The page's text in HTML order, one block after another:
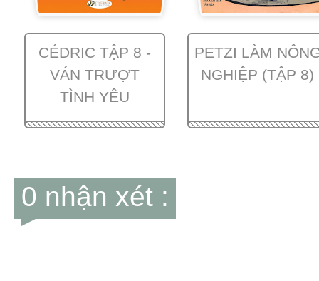
CÉDRIC TẬP 8 -
VÁN TRƯỢT
TÌNH YÊU
PETZI LÀM
NGHIỆP (TẬP 8)
0 nhận xét :